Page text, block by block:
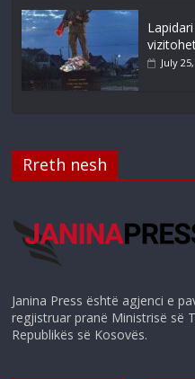
July
Rreth nesh
Janina Press është agjenci e
regjistruar pranë Ministrisë së
Republikës së Kosovës.